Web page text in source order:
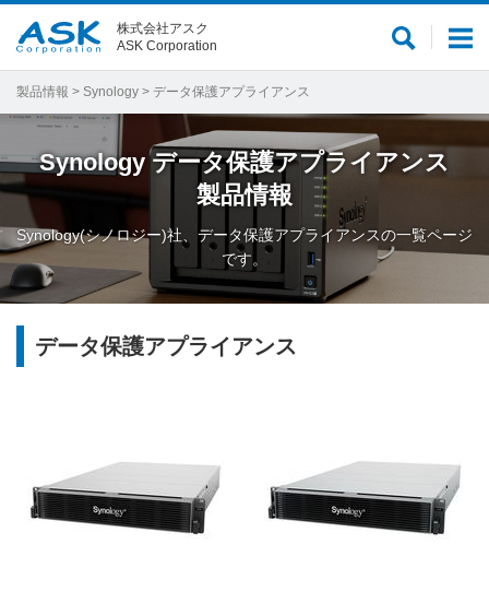
メ
ー
サ
内
検
索
株式会社アスク
ASK Corporation
製品情報 > Synology > データ保護アプライアンス
Synology データ保護アプライアンス
製品情報
Synology(シノロジー)社、データ保護アプライアンスの一覧ページ
です。
データ保護アプライアンス